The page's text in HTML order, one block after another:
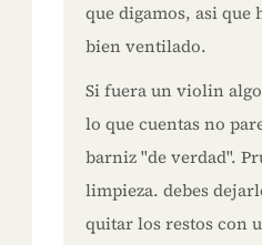
que digamos, asi que
bien ventilado.
Si fuera un violin
lo que cuentas no
barniz "de verdad".
limpieza. debes
quitar los restos con